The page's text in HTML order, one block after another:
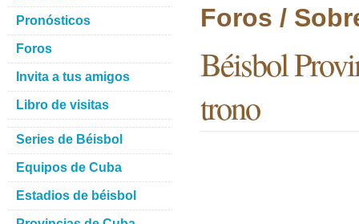
Foros /
Béisbol
trono
Pronósticos
Foros
Invita a tus amigos
Libro de visitas
Series de Béisbol
Equipos de Cuba
Estadios de béisbol